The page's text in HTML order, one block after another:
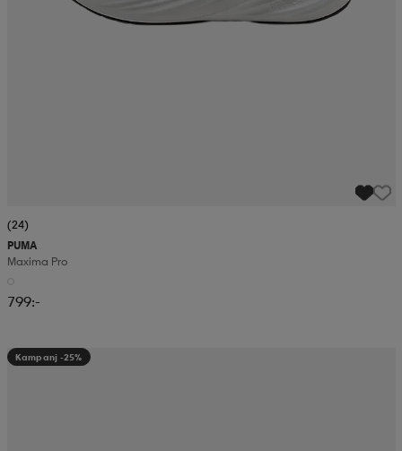
(24)
PUMA
Maxima Pro
799:-
Kampanj -25%